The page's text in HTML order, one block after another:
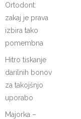
Ortodont:
zakaj je prava
izbira tako
pomembna
Hitro tiskanje
darilnih bonov
za takojšnjo
uporabo
Majorka –